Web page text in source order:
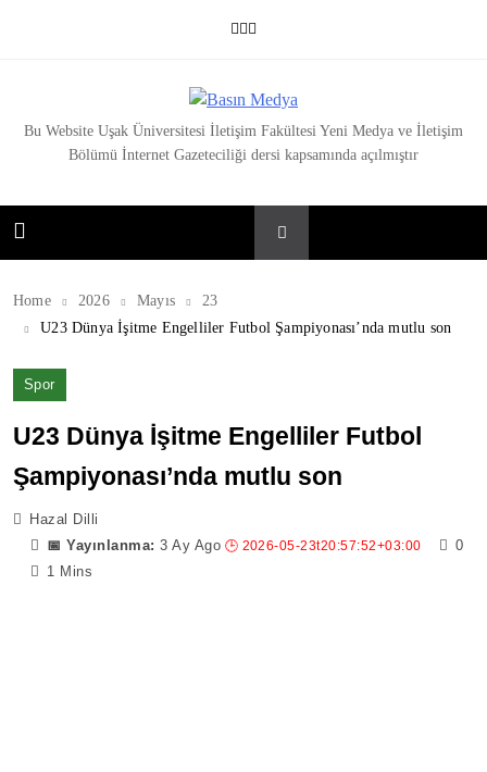
Basın Medya
Bu Website Uşak Üniversitesi İletişim Fakültesi Yeni Medya ve İletişim
Bölümü İnternet Gazeteciliği dersi kapsamında açılmıştır
Home 2026 Mayıs
23
U23 Dünya İşitme Engelliler Futbol Şampiyonası’nda mutlu son
Spor
U23 Dünya İşitme Engelliler Futbol
Şampiyonası’nda mutlu son
Hazal Dilli
3 Ay Ago
0
1 Mins